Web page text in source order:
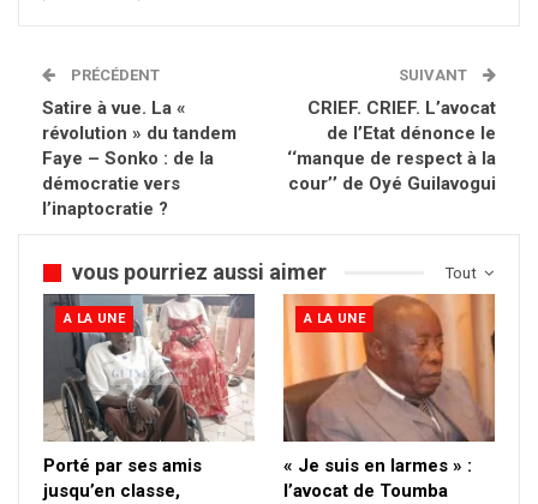
PRÉCÉDENT
Satire à vue. La «
révolution » du tandem
Faye – Sonko : de la
démocratie vers
l’inaptocratie ?
SUIVANT
CRIEF. CRIEF. L’avocat
de l’Etat dénonce le
‘‘manque de respect à la
cour’’ de Oyé Guilavogui
Tout
vous pourriez aussi aimer
A LA UNE
Porté par ses amis
jusqu’en classe,
A LA UNE
« Je suis en larmes » :
l’avocat de Toumba